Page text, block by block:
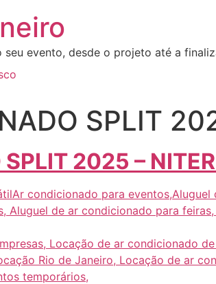
evento, desde o projeto até a
SPLIT
2025 –
condicionado para
Aluguel de ar condicionado para
Locação de ar condicionado
Rio de Janeiro, Locação de ar
temporários,